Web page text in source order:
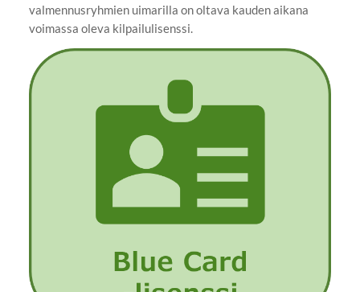
valmennusryhmien uimarilla on oltava kauden aikana
voimassa oleva kilpailulisenssi.